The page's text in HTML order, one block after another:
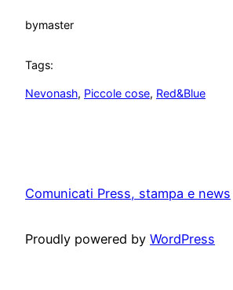
bymaster
Tags:
Nevonash, Piccole cose, Red&Blue
Comunicati Press, stampa e news
Proudly powered by WordPress